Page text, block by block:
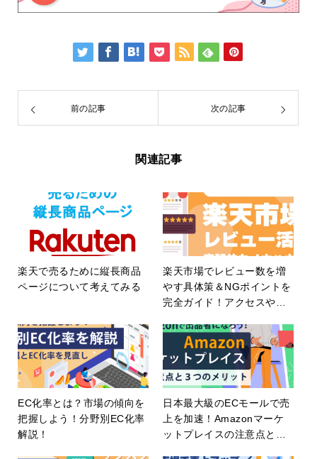
前の記事 次の記事
関連記事
楽天で売るために縦長商品
ページについて考えてみる
楽天市場でレビュー数を増
やす具体策＆NGポイントを
完全ガイド！アクセスや転
とは？
EC化率とは？市場の傾向を
把握しよう！分野別EC化率
解説！
日本最大級のECモールで売
上を加速！Amazonマーケ
ットプレイスの注意点と３